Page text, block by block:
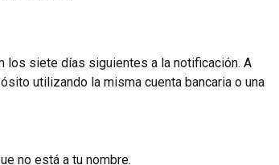
los siete días siguientes a la notificación. A
utilizando la misma cuenta bancaria o una
no está a tu nombre.